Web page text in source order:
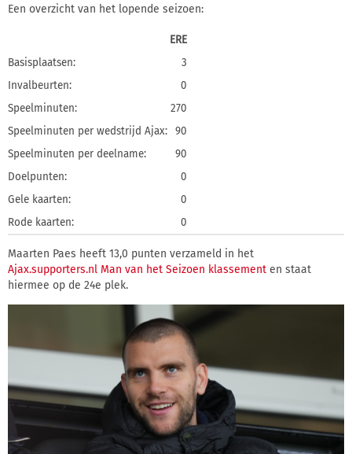
Een overzicht van het lopende seizoen:
ERE
Basisplaatsen:
3
Invalbeurten:
0
Speelminuten:
270
Speelminuten per wedstrijd Ajax: 90
Speelminuten per deelname:
90
Doelpunten:
0
Gele kaarten:
0
Rode kaarten:
0
Maarten Paes heeft 13,0 punten verzameld in het
Ajax.supporters.nl Man van het Seizoen klassement en staat
hiermee op de 24e plek.